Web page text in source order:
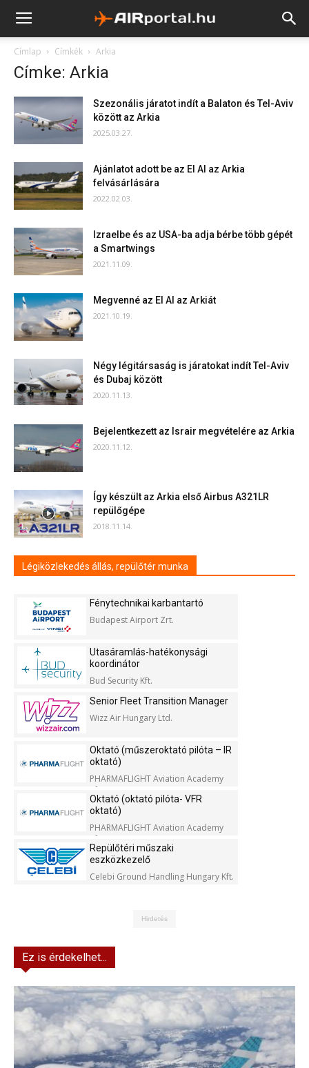
Címlap Címkék Arkia
Címke: Arkia
Szezonális járatot indít a Balaton és Tel-Aviv
között az Arkia
2025.03.27.
Ajánlatot adott be az El Al az Arkia
felvásárlására
2022.02.03.
Izraelbe és az USA-ba adja bérbe több gépét
a Smartwings
2021.11.09.
Megvenné az El Al az Arkiát
2021.10.19.
Négy légitársaság is járatokat indít Tel-Aviv
és Dubaj között
2020.11.13.
Bejelentkezett az Israir megvételére az Arkia
2020.11.12.
Így készült az Arkia első Airbus A321LR
repülőgépe
2018.11.14.
Légiközlekedés állás, repülőtér munka
Fénytechnikai karbantartó
Budapest Airport Zrt.
Utasáramlás-hatékonysági
koordinátor
Bud Security Kft.
Senior Fleet Transition Manager
Wizz Air Hungary Ltd.
Oktató (műszeroktató pilóta – IR
oktató)
PHARMAFLIGHT Aviation Academy
Kft.
Oktató (oktató pilóta- VFR
oktató)
PHARMAFLIGHT Aviation Academy
Kft.
Repülőtéri műszaki
eszközkezelő
Celebi Ground Handling Hungary Kft.
Hirdetés
Ez is érdekelhet...